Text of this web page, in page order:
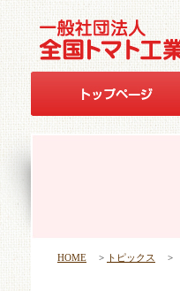
HOME > トピックス >